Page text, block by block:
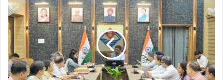
i
t
e